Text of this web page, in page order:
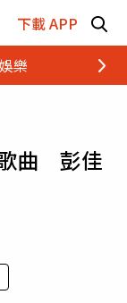
下載 APP
娛樂 財經
曲 彭佳